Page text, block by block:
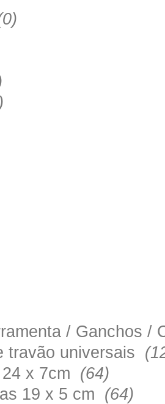
/ Ganchos
travão universais
x 7cm (64)
19 x 5 cm (64)